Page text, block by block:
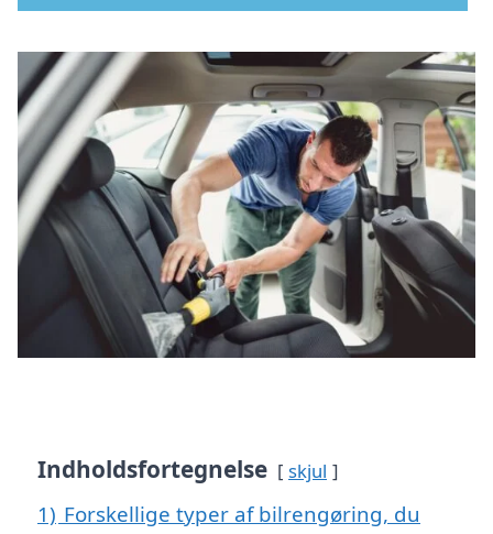
Indholdsfortegnelse skjul
1) Forskellige typer af bilrengøring, du